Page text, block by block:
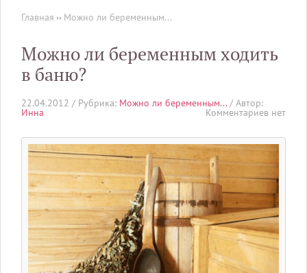
Главная ›› Можно ли беременным...
Можно ли беременным ходить
в баню?
22.04.2012 / Рубрика: Можно ли беременным... / Автор:
Инна Комментариев нет